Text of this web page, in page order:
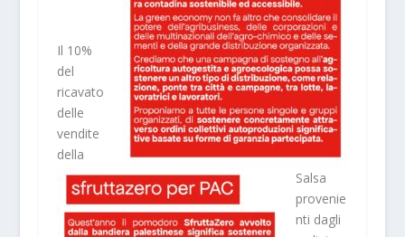
Il 10%
del
ricavato
delle
vendite
della
Salsa
provenie
nti dagli